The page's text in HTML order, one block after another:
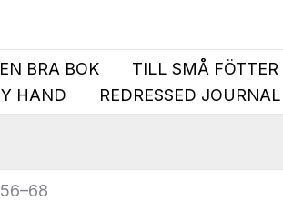
EN BRA BOK TILL SMÅ FÖTTER
HAND REDRESSED JOURNAL